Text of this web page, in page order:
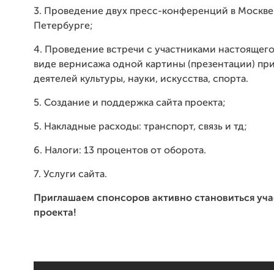
3. Проведение двух пресс-конференций в
Петербурге;
4. Проведение встречи с участниками
виде вернисажа одной картины (презентации)
деятелей культуры, науки, искусства, спорта.
5. Создание и поддержка сайта проекта;
5. Накладные расходы: транспорт, связь и тд;
6. Налоги: 13 процентов от оборота.
7. Услуги сайта.
Приглашаем спонсоров активно становиться
проекта!